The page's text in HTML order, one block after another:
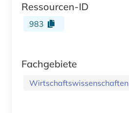
Ressourcen-ID
983
Fachgebiete
Wirtschaftswissenschaften